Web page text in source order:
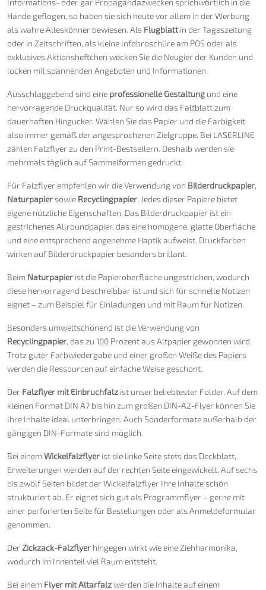
Informations- oder gar Propagandazwecken sprichwörtlich in die
Hände geflogen, so haben sie sich heute vor allem in der Werbung
als wahre Alleskönner bewiesen. Als Flugblattin der Tageszeitung
oder in Zeitschriften, als kleine Infobroschüre am POS oder als
exklusives Aktionsheftchen wecken Sie die Neugier der Kunden und
locken mit spannenden Angeboten und Informationen.
Ausschlaggebend sind eine professionelle Gestaltung und eine
hervorragende Druckqualität. Nur so wird das Faltblatt zum
dauerhaften Hingucker. Wählen Sie das Papier und die Farbigkeit
also immer gemäß der angesprochenen Zielgruppe. Bei LASERLINE
zählen Falzflyer zu den Print-Bestsellern. Deshalb werden sie
mehrmals täglich auf Sammelformen gedruckt.
Für Falzflyer empfehlen wir die Verwendung von Bilderdruckpapier,
Naturpapiersowie Recyclingpapier. Jedes dieser Papiere bietet
eigene nützliche Eigenschaften. Das Bilderdruckpapier ist ein
gestrichenes Allroundpapier, das eine homogene, glatte Oberfläche
und eine entsprechend angenehme Haptik aufweist. Druckfarben
wirken auf Bilderdruckpapier besonders brillant.
Beim Naturpapier ist die Papieroberfläche ungestrichen, wodurch
diese hervorragend beschreibbar ist und sich für schnelle Notizen
eignet – zum Beispiel für Einladungen und mit Raum für Notizen.
Besonders umweltschonend ist die Verwendung von
Recyclingpapier, das zu 100 Prozent aus Altpapier gewonnen wird.
Trotz guter Farbwiedergabe und einer großen Weiße des Papiers
werden die Ressourcen auf einfache Weise geschont.
Der Falzflyer mit Einbruchfalz ist unser beliebtester Folder. Auf dem
kleinen Format DIN A7 bis hin zum großen DIN-A2-Flyer können Sie
Ihre Inhalte ideal unterbringen. Auch Sonderformate außerhalb der
gängigen DIN-Formate sind möglich.
Bei einemWickelfalzflyer ist die linke Seite stets das Deckblatt,
Erweiterungen werden auf der rechten Seite eingewickelt. Auf sechs
bis zwölf Seiten bildet der Wickelfalzflyer Ihre Inhalte schön
strukturiert ab. Er eignet sich gut als Programmflyer – gerne mit
einer perforierten Seite für Bestellungen oder als Anmeldeformular
genommen.
DerZickzack-Falzflyer hingegen wirkt wie eine Ziehharmonika,
wodurch im Innenteil viel Raum entsteht.
Bei einem Flyer mit Altarfalzwerden die Inhalte auf einem